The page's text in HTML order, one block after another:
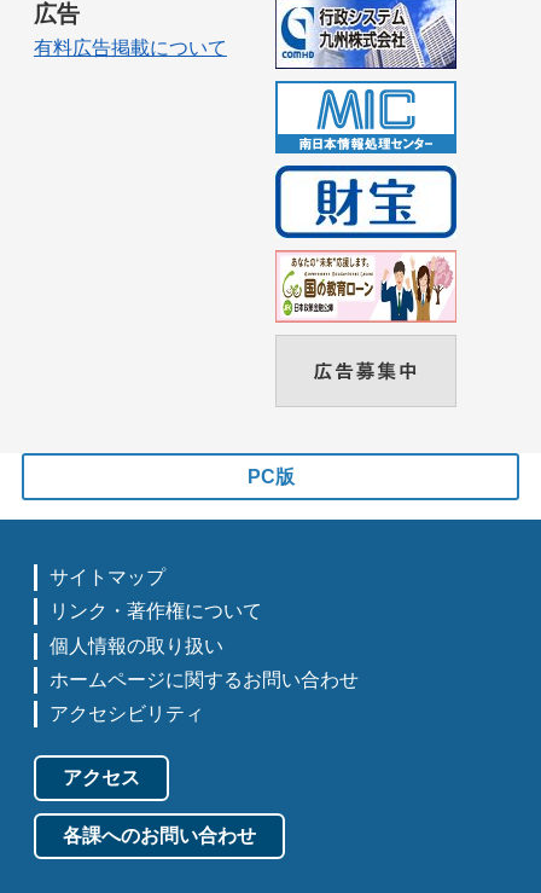
広告
有料広告掲載について
PC版
サイトマップ
リンク・著作権について
個人情報の取り扱い
ホームページに関するお問い合わせ
アクセシビリティ
アクセス
各課へのお問い合わせ